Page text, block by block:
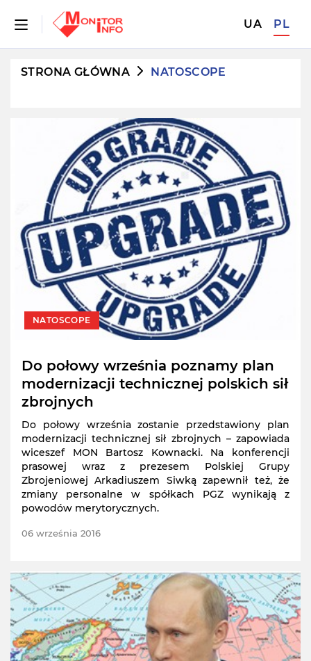
UA PL
STRONA GŁÓWNA NATOSCOPE
NATOSCOPE
Do połowy września poznamy plan
modernizacji technicznej polskich sił
zbrojnych
Do połowy września zostanie przedstawiony plan
modernizacji technicznej sił zbrojnych – zapowiada
wiceszef MON Bartosz Kownacki. Na konferencji
prasowej wraz z prezesem Polskiej Grupy
Zbrojeniowej Arkadiuszem Siwką zapewnił też, że
zmiany personalne w spółkach PGZ wynikają z
powodów merytorycznych.
06 września 2016